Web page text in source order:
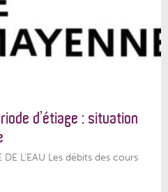
d’étiage : situation
DE L’EAU Les débits des cours